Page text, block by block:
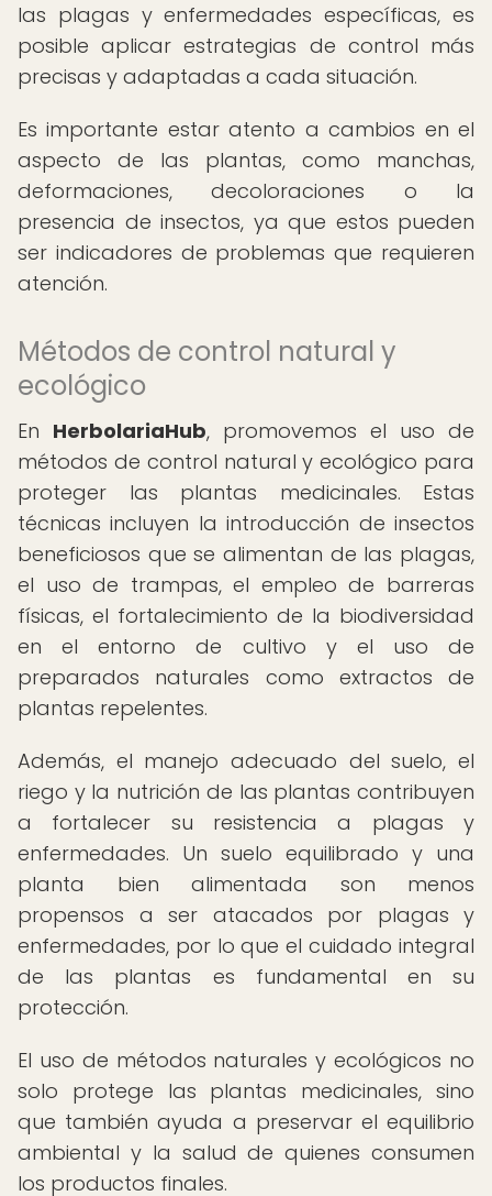
las plagas y enfermedades específicas, es
posible aplicar estrategias de control más
precisas y adaptadas a cada situación.
Es importante estar atento a cambios en el
aspecto de las plantas, como manchas,
deformaciones, decoloraciones o la
presencia de insectos, ya que estos pueden
ser indicadores de problemas que requieren
atención.
Métodos de control natural y
ecológico
En HerbolariaHub, promovemos el uso de
métodos de control natural y ecológico para
proteger las plantas medicinales. Estas
técnicas incluyen la introducción de insectos
beneficiosos que se alimentan de las plagas,
el uso de trampas, el empleo de barreras
físicas, el fortalecimiento de la biodiversidad
en el entorno de cultivo y el uso de
preparados naturales como extractos de
plantas repelentes.
Además, el manejo adecuado del suelo, el
riego y la nutrición de las plantas contribuyen
a fortalecer su resistencia a plagas y
enfermedades. Un suelo equilibrado y una
planta bien alimentada son menos
propensos a ser atacados por plagas y
enfermedades, por lo que el cuidado integral
de las plantas es fundamental en su
protección.
El uso de métodos naturales y ecológicos no
solo protege las plantas medicinales, sino
que también ayuda a preservar el equilibrio
ambiental y la salud de quienes consumen
los productos finales.